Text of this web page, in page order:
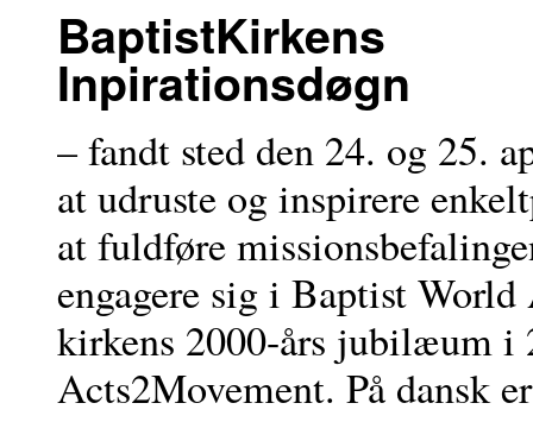
BaptistKirkens
Inpirationsdøgn
– fandt sted den 24. og 25.
at udruste og inspirere
at fuldføre
engagere sig i Baptist
kirkens 2000-års jubilæum i
Acts2Movement. På dansk